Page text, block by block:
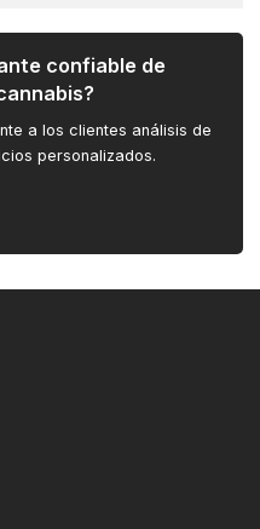
confiable de
a los clientes análisis de
personalizados.